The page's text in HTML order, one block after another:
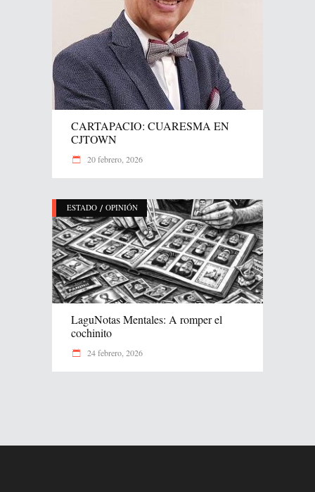
CARTAPACIO: CUARESMA EN
CJTOWN
20 febrero, 2026
ESTADO / OPINIÓN
LaguNotas Mentales: A romper el
cochinito
24 febrero, 2026